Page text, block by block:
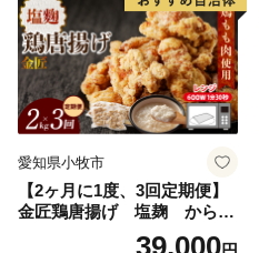
愛知県小牧市
【2ヶ月に1度、3回定期便】
金匠鶏唐揚げ 塩麹 からあ